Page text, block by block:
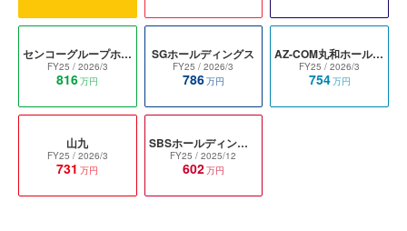
センコーグループホールディングス
FY25 / 2026/3
816万円
SGホールディングス
FY25 / 2026/3
786万円
AZ-COM丸和ホールディングス
FY25 / 2026/3
754万円
山九
FY25 / 2026/3
731 万円
SBSホールディングス
FY25 / 2025/12
602万円